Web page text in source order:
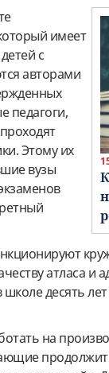
имеет
с
авторами
педагоги,
Этому их
вузы
атласа и
десять
на